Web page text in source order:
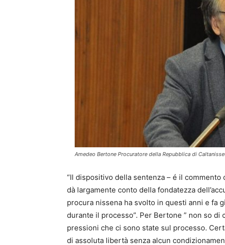
Amedeo Bertone Procuratore della Repubblica di
“Il dispositivo della sentenza – é il
dà largamente conto della fondatezza
procura nissena ha svolto in questi anni e fa
durante il processo”. Per Bertone ” non so
pressioni che ci sono state sul processo.
di assoluta libertà senza alcun